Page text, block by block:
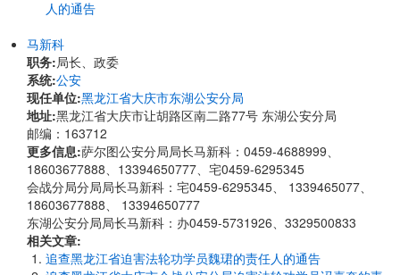
人的通告
马新科
职务:局长、政委
系统:公安
现任单位:黑龙江省大庆市东湖公安分局
地址:黑龙江省大庆市让胡路区南二路77号 东湖公安分局
邮编：163712
更多信息:萨尔图公安分局局长马新科：0459-4688999、
18603677888、13394650777、宅0459-6295345
会战分局分局局长马新科：宅0459-6295345、 1339465077、
18603677888、 13394650777
东湖公安分局局长马新科：办0459-5731926、3329500833
相关文章:
追查黑龙江省迫害法轮功学员魏珺的责任人的通告